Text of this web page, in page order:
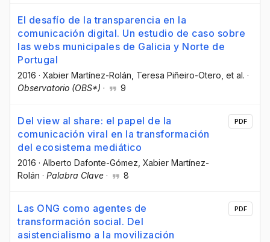
El desafío de la transparencia en la
comunicación digital. Un estudio de caso sobre
las webs municipales de Galicia y Norte de
Portugal
2016 · Xabier Martínez-Rolán , Teresa Piñeiro-Otero , et al. ·
Observatorio (OBS*) · 9
Del view al share: el papel de la
comunicación viral en la transformación
del ecosistema mediático
2016 · Alberto Dafonte-Gómez , Xabier Martínez-
Rolán · Palabra Clave · 8
PDF
Las ONG como agentes de
transformación social. Del
asistencialismo a la movilización
PDF